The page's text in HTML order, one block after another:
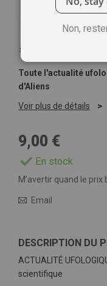
Soyez le premier à
Toute l'actualité
d'Aliens
Voir plus de détails
9,00 €
En stock
M’avertir quand le prix
Email
DESCRIPTION DU
ACTUALITÉ
scientifique
Non,